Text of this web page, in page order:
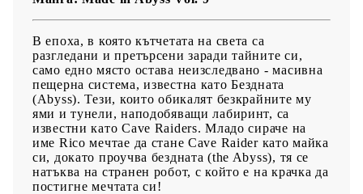
В епоха, в която кътчетата на света са
разгледани и претърсени заради тайните си,
само едно място остава неизследвано - масивна
пещерна система, известна като Бездната
(Abyss). Тези, които обикалят безкрайните му
ями и тунели, наподобяващи лабиринт, са
известни като Cave Raiders. Младо сираче на
име Rico мечтае да стане Cave Raider като майка
си, докато проучва бездната (the Abyss), тя се
натъква на странен робот, с който е на крачка да
постигне мечтата си!